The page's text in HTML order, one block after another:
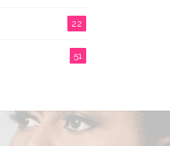
22
51